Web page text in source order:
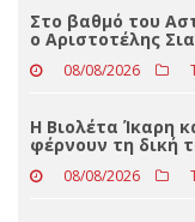
ενάντια στη
Παλαιστίνη
08/08/2026
Στο βαθμό του
ο Αριστοτέλης
08/08/2026